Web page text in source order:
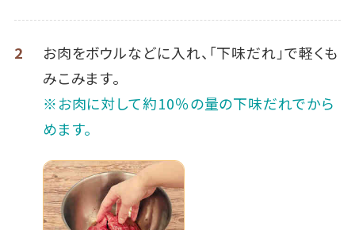
2
お肉をボウルなどに入れ、「下味だれ」で軽くも
みこみます。
※お肉に対して約10％の量の下味だれでから
めます。